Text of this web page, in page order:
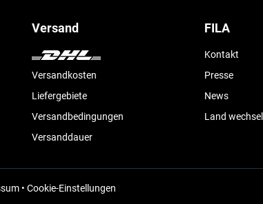
Versand
Versandkosten
Liefergebiete
Versandbedingungen
Versanddauer
FILA
Kontakt
Presse
News
Land
• Cookie-Einstellungen